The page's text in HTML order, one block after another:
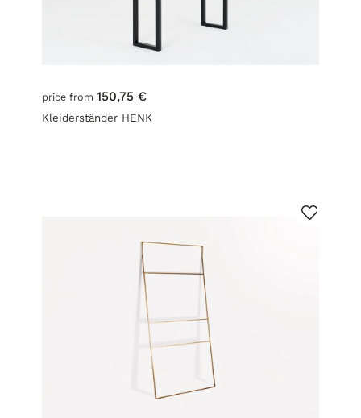
price from 150,75 €
Kleiderständer HENK